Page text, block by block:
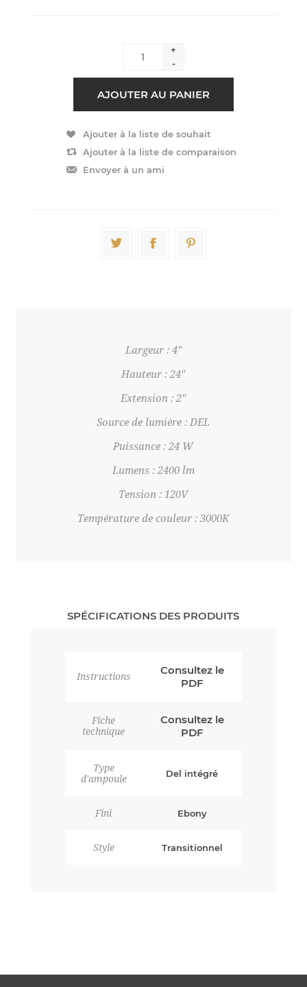
+
-
Largeur : 4"
Hauteur : 24"
Extension : 2"
Source de lumière : DEL
Puissance : 24 W
Lumens : 2400 lm
Tension : 120V
Température de couleur : 3000K
SPÉCIFICATIONS DES PRODUITS
Instructions
Consultez le
PDF
Fiche
technique
Consultez le
PDF
Type
d'ampoule
Del intégré
Fini Ebony
Style Transitionnel